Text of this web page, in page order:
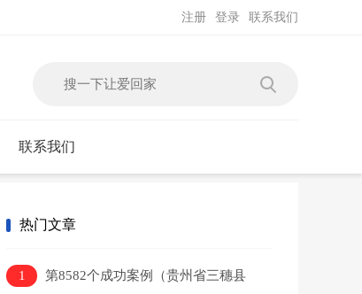
联系我们
登录
注册
联系我们
热门文章
1
第8582个成功案例（贵州省三穗县